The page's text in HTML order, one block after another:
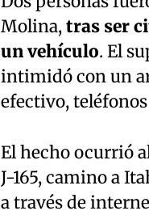
Molina,tras ser
un vehículo. El
intimidó con un
efectivo,
El hecho ocurrió
J-165, camino a
a través de